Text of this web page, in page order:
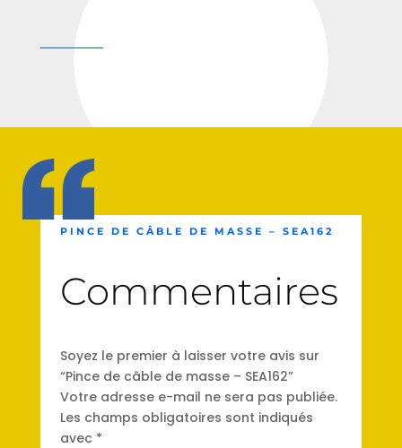
PINCE DE CÂBLE DE MASSE – SEA162
Commentaires
Soyez le premier à laisser votre avis sur
“Pince de câble de masse – SEA162”
Votre adresse e-mail ne sera pas publiée.
Les champs obligatoires sont indiqués
avec *